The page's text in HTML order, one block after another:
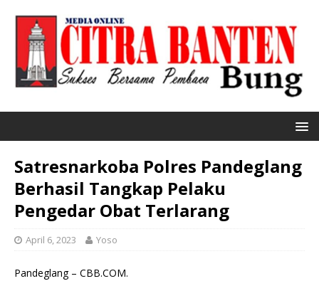
Satresnarkoba Polres Pandeglang
Berhasil Tangkap Pelaku
Pengedar Obat Terlarang
April 6, 2023 Yoso
Pandeglang – CBB.COM.